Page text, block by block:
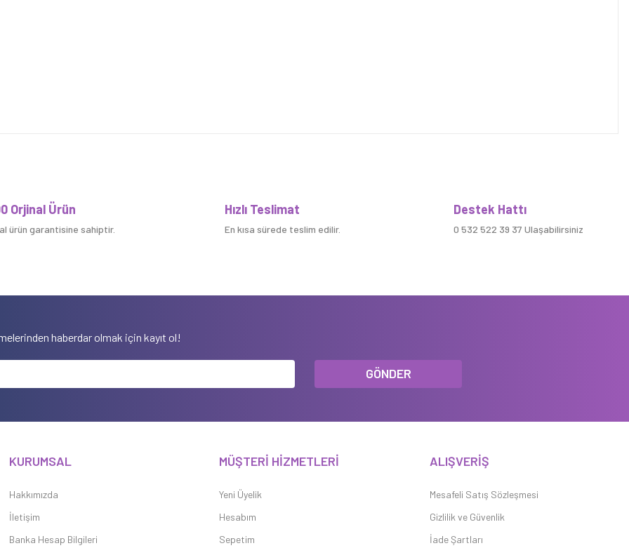
Orjinal Ürün
ürün garantisine sahiptir.
Hızlı Teslimat
En kısa sürede teslim edilir.
Destek Hattı
0 532 522 39 37 Ulaşabilirsiniz
haberdar olmak için kayıt ol!
GÖNDER
KURUMSAL
Hakkımızda
İletişim
Banka Hesap Bilgileri
MÜŞTERİ HİZMETLERİ
Yeni Üyelik
Hesabım
Sepetim
ALIŞVERİŞ
Mesafeli Satış Sözleşmesi
Gizlilik ve Güvenlik
İade Şartları